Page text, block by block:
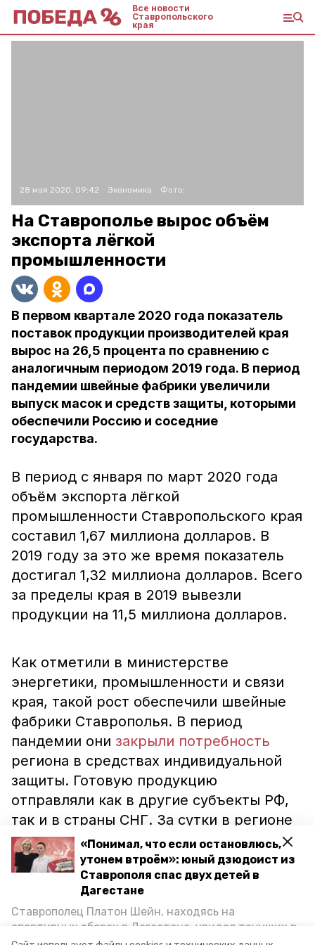
«Понимал, что если остановлюсь,
утонем втроём»: юный дзюдоист из
Ставрополя спас двух детей в
Дагестане
Ставрополец Платон Шейн, находясь на
спортивных сборах в Дегестане, увидел тонущих в
Все новости
Ставропольского
края
28 мая 2020, 09:42 Экономика Фото:
На Ставрополье вырос объём
экспорта лёгкой
промышленности
В первом квартале 2020 года показатель
поставок продукции производителей края
вырос на 26,5 процента по сравнению с
аналогичным периодом 2019 года. В период
пандемии швейные фабрики увеличили
выпуск масок и средств защиты, которыми
обеспечили Россию и соседние
государства.
В период с января по март 2020 года
объём экспорта лёгкой
промышленности Ставропольского края
составил 1,67 миллиона долларов. В
2019 году за это же время показатель
достигал 1,32 миллиона долларов. Всего
за пределы края в 2019 вывезли
продукции на 11,5 миллиона долларов.
Как отметили в министерстве
энергетики, промышленности и связи
края, такой рост обеспечили швейные
фабрики Ставрополья. В период
пандемии они закрыли потребность
региона в средствах индивидуальной
защиты. Готовую продукцию
отправляли как в другие субъекты РФ,
так и в страны СНГ. За сутки в регионе
выпускают до 90 тысяч гигиенических
масок и до 7 тысяч защитных костюмов
для врачей.
Отметим, что медперсонал СИЗами